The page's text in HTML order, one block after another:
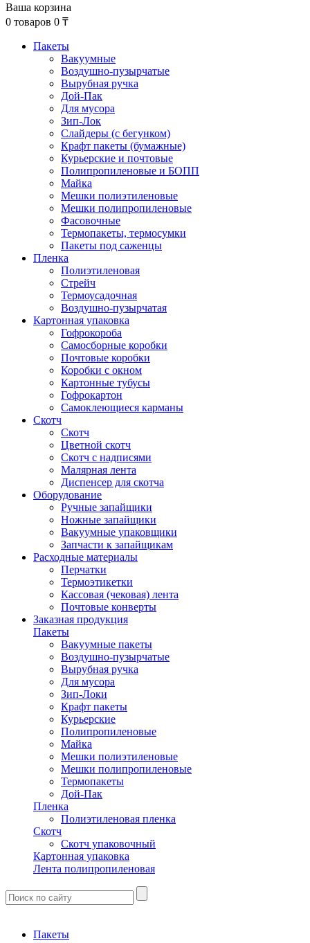
Ваша корзина
0 товаров 0 ₸
Пакеты
Вакуумные
Воздушно-пузырчатые
Вырубная ручка
Дой-Пак
Для мусора
Зип-Лок
Слайдеры (с бегунком)
Крафт пакеты (бумажные)
Курьерские и почтовые
Полипропиленовые и БОПП
Майка
Мешки полиэтиленовые
Мешки полипропиленовые
Фасовочные
Термопакеты, термосумки
Пакеты под саженцы
Пленка
Полиэтиленовая
Стрейч
Термоусадочная
Воздушно-пузырчатая
Картонная упаковка
Гофрокороба
Самосборные коробки
Почтовые коробки
Коробки с окном
Картонные тубусы
Гофрокартон
Самоклеющиеся карманы
Скотч
Скотч
Цветной скотч
Скотч с надписями
Малярная лента
Диспенсер для скотча
Оборудование
Ручные запайщики
Ножные запайщики
Вакуумные упаковщики
Запчасти к запайщикам
Расходные материалы
Перчатки
Термоэтикетки
Кассовая (чековая) лента
Почтовые конверты
Заказная продукция
Пакеты
Вакуумные пакеты
Воздушно-пузырчатые
Вырубная ручка
Для мусора
Зип-Локи
Крафт пакеты
Курьерские
Полипропиленовые
Майка
Мешки полиэтиленовые
Мешки полипропиленовые
Термопакеты
Дой-Пак
Пленка
Полиэтиленовая пленка
Скотч
Скотч упаковочный
Картонная упаковка
Лента полипропиленовая
Пакеты